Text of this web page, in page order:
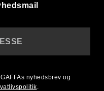
nyhedsbrev og
.